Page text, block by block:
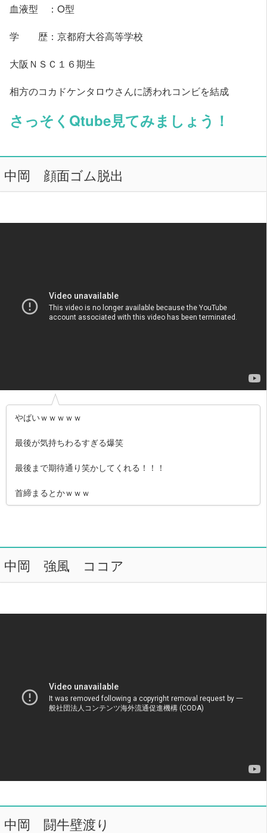
血液型 ：O型
学 歴：京都府大谷高等学校
大阪ＮＳＣ１６期生
相方のコカドケンタロウさんに誘われコンビを結成
さっそくQtube見てみましょう！
中岡 顔面ゴム脱出
やばいｗｗｗｗｗ
最後が気持ちわるすぎる爆笑
最後まで期待通り笑かしてくれる！！！
首締まるとかｗｗｗ
中岡 強風 ココア
中岡 闘牛壁渡り